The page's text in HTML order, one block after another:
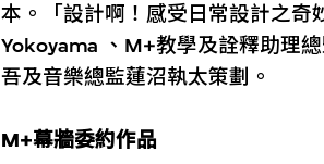
本。「設計啊！感受日常設計之
Yokoyama 、M+教學及詮釋助理
吾及音樂總監蓮沼執太策劃。
M+幕牆委約作品